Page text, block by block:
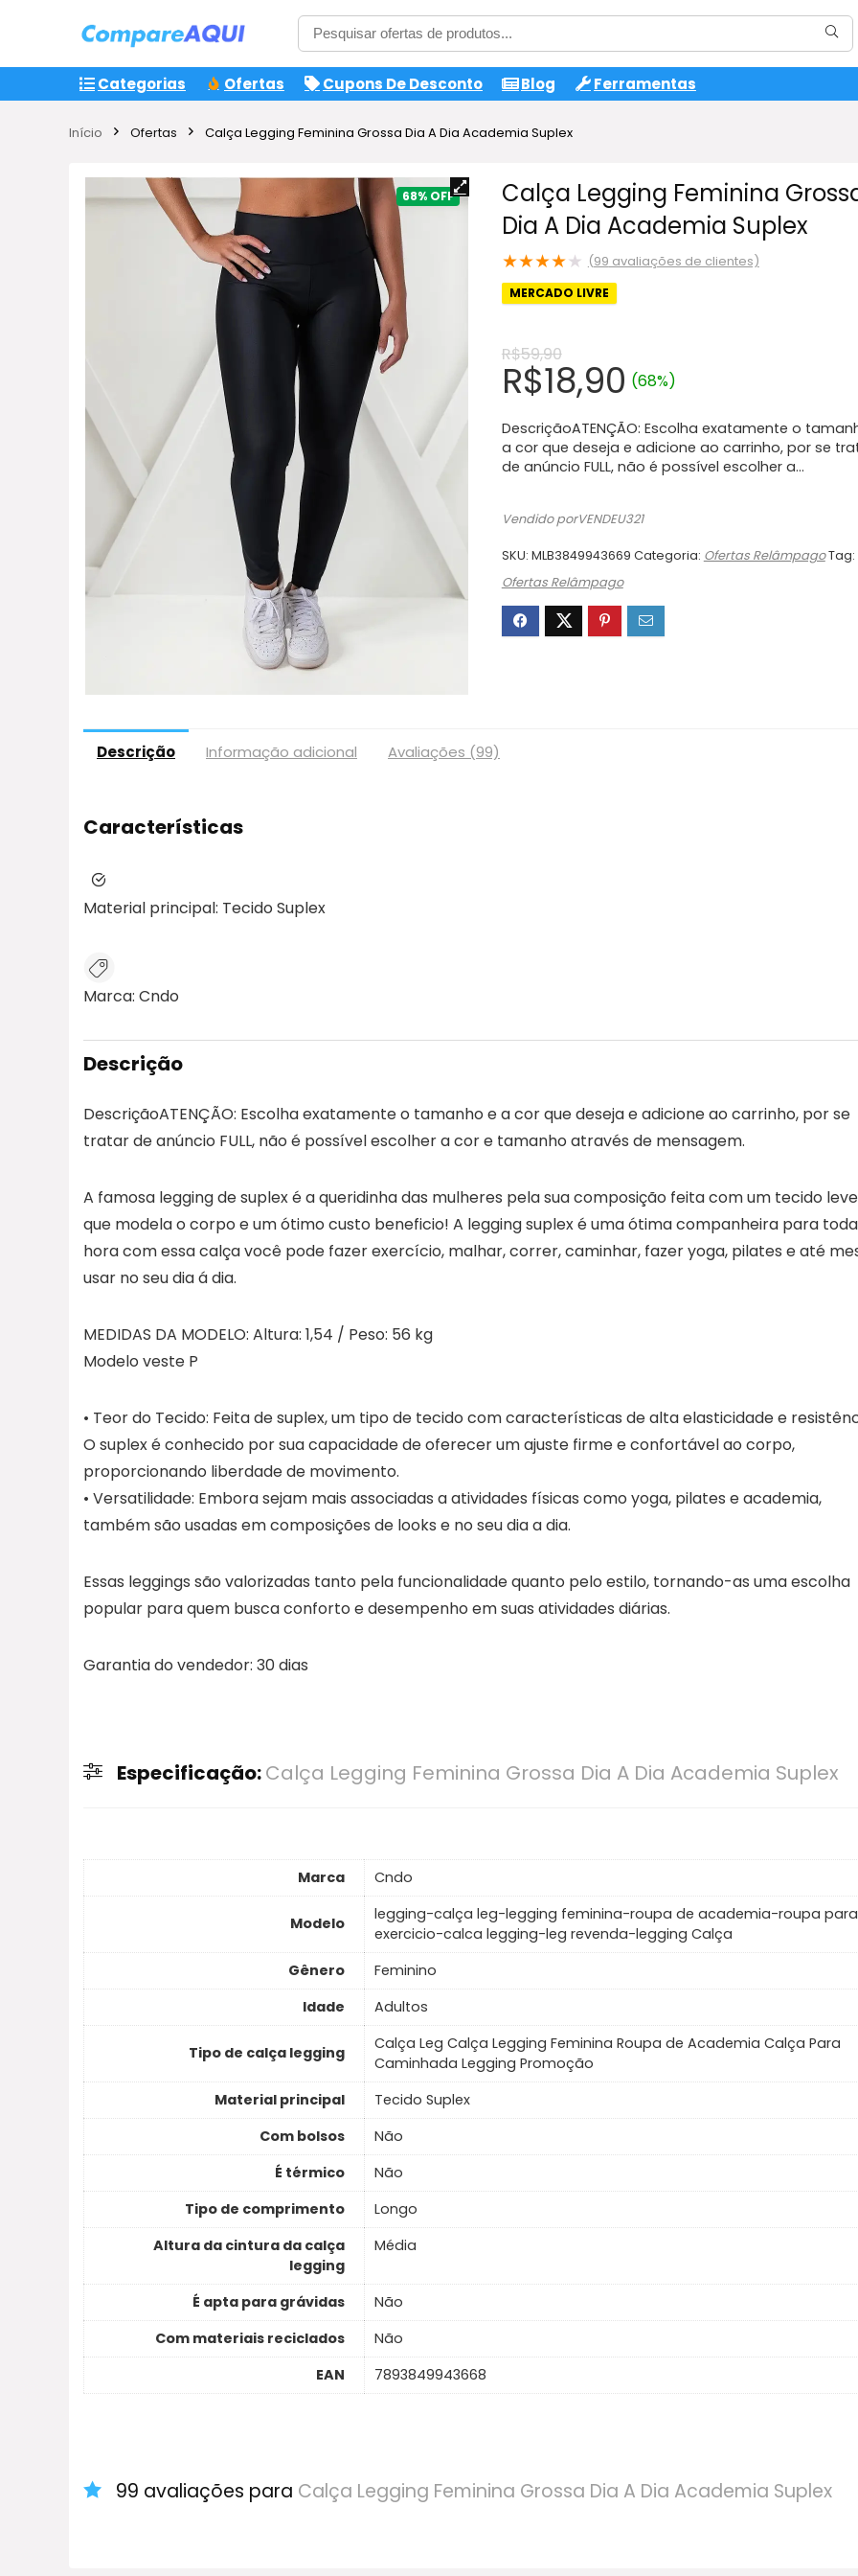
Categorias Ofertas Cupons De Desconto Blog Ferramentas
Início Ofertas Calça Legging Feminina Grossa Dia A Dia Academia Suplex
68%
Calça Legging Feminina
Dia A Dia Academia Suplex
★★★★★ (99 avaliações de clientes)
MERCADO LIVRE
R$59,90
O
preço
original
era:
R$59,90.
R$18,90O
atual
é:
R$18,90.
(68%)
DescriçãoATENÇÃO: Escolha exatamente o
a cor que deseja e adicione ao carrinho, por se
de anúncio FULL, não é possível escolher a…
Vendido porVENDEU321
SKU: MLB3849943669 Categoria: Ofertas RelâmpagoTag:
Ofertas Relâmpago
Descrição Informação adicional Avaliações (99)
Características
Material principal: Tecido Suplex
Marca: Cndo
Descrição
DescriçãoATENÇÃO: Escolha exatamente o tamanho e a cor que deseja e adicione ao carrinho, por se
tratar de anúncio FULL, não é possível escolher a cor e tamanho através de mensagem.
A famosa legging de suplex é a queridinha das mulheres pela sua composição feita com um tecido
que modela o corpo e um ótimo custo beneficio! A legging suplex é uma ótima companheira para toda
hora com essa calça você pode fazer exercício, malhar, correr, caminhar, fazer yoga, pilates e até
usar no seu dia á dia.
MEDIDAS DA MODELO: Altura: 1,54 / Peso: 56 kg
Modelo veste P
• Teor do Tecido: Feita de suplex, um tipo de tecido com características de alta elasticidade e
O suplex é conhecido por sua capacidade de oferecer um ajuste firme e confortável ao corpo,
proporcionando liberdade de movimento.
• Versatilidade: Embora sejam mais associadas a atividades físicas como yoga, pilates e academia,
também são usadas em composições de looks e no seu dia a dia.
Essas leggings são valorizadas tanto pela funcionalidade quanto pelo estilo, tornando-as uma escolha
popular para quem busca conforto e desempenho em suas atividades diárias.
Garantia do vendedor: 30 dias
Especificação:Calça Legging Feminina Grossa Dia A Dia Academia Suplex
Marca Cndo
Modelo
legging-calça leg-legging feminina-roupa de academia-roupa para
exercicio-calca legging-leg revenda-legging Calça
Gênero
Feminino
Idade
Adultos
Tipo de calça legging
Calça Leg Calça Legging Feminina Roupa de Academia Calça Para
Caminhada Legging Promoção
Material principal
Tecido Suplex
Com bolsos
Não
É térmico
Não
Tipo de comprimento
Longo
Altura da cintura da calça
legging
Média
É apta para grávidas
Não
Com materiais reciclados
Não
EAN
7893849943668
99 avaliações para Calça Legging Feminina Grossa Dia A Dia Academia Suplex